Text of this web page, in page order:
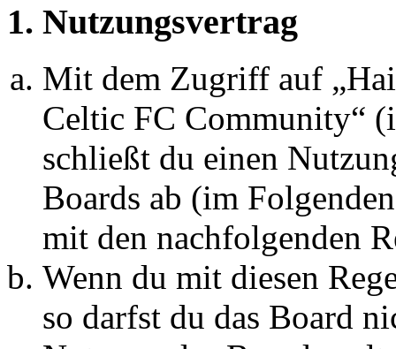
1. Nutzungsvertrag
Mit dem Zugriff auf
Celtic FC Community“
schließt du einen
Boards ab (im
mit den nachfolgenden
Wenn du mit diesen
so darfst du das Board